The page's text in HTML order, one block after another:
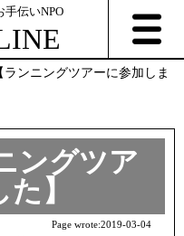
手伝いNPO
ランニングツアーに参加しま
ングツア
】
Page wrote:2019-03-04